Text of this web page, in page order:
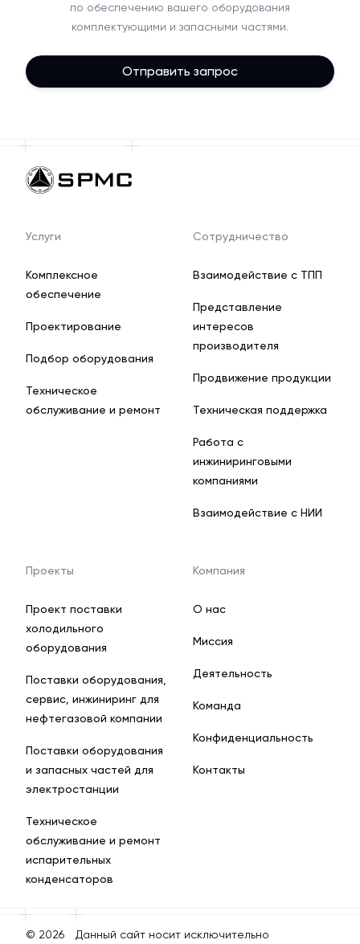
по обеспечению вашего оборудования
комплектующими и запасными частями.
Отправить запрос
Услуги
Комплексное
обеспечение
Проектирование
Подбор оборудования
Техническое
обслуживание и ремонт
Сотрудничество
Взаимодействие с ТПП
Представление
интересов
производителя
Продвижение продукции
Техническая поддержка
Работа с
инжиниринговыми
компаниями
Взаимодействие с НИИ
Проекты
Проект поставки
холодильного
оборудования
Поставки оборудования,
сервис, инжиниринг для
нефтегазовой компании
Поставки оборудования
и запасных частей для
электростанции
Техническое
обслуживание и ремонт
испарительных
конденсаторов
Компания
О нас
Миссия
Деятельность
Команда
Конфиденциальность
Контакты
© 2026 Данный сайт носит исключительно